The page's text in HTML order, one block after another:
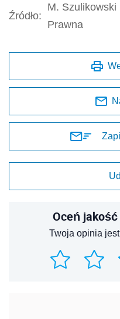
Źródło:
M.
Prawna
Oceń jakość
Twoja opinia